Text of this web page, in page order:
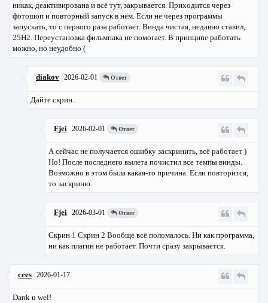
никак, деактивирована и всё тут, закрывается. Приходится через
фотошоп и повторный запуск в нём. Если не через программы
запускать, то с первого раза работает. Винда чистая, недавно ставил,
25Н2. Переустановка фильмпака не помогает. В принципе работать
можно, но неудобно (
diakov 2026-02-01 Ответ
Дайте скрин.
Fjei 2026-02-01 Ответ
А сейчас не получается ошибку заскринить, всё работает )
Но! После последнего вылета почистил все темпы винды.
Возможно в этом была какая-то причина. Если повторится,
то заскриню.
Fjei 2026-03-01 Ответ
Скрин 1 Скрин 2 Вообще всё поломалось. Ни как программа,
ни как плагин не работает. Почти сразу закрывается.
cees 2026-01-17
Dank u wel!